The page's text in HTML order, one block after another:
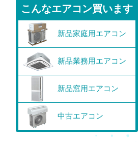
こんなエアコン買います
新品家庭用エアコン
新品業務用エアコン
新品窓用エアコン
中古エアコン